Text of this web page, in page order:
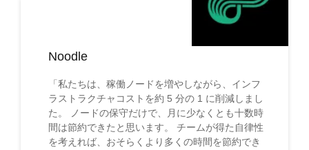
Noodle
「私たちは、稼働ノードを増やしながら、インフ
ラストラクチャコストを約 5 分の 1 に削減しまし
た。 ノードの保守だけで、月に少なくとも十数時
間は節約できたと思います。 チームが得た自律性
を考えれば、おそらくより多くの時間を節約でき